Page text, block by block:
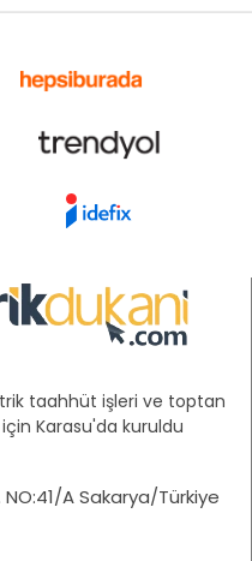
taahhüt işleri ve toptan
Karasu'da kuruldu
NO:41/A Sakarya/Türkiye